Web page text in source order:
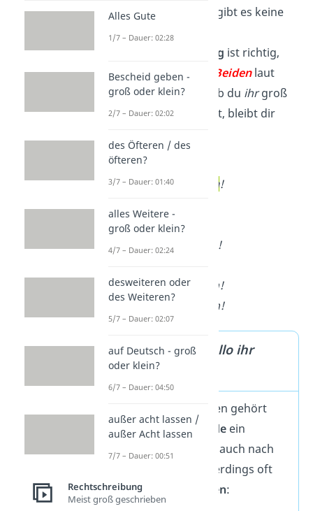
vonbeide/beiden
gibt es keine
Wahlfreiheit! Nur
Kleinschreibung ist richtig,
währendhallo ihr Beidenlaut
Duden falsch ist.
Ob du ihrgroß
oder klein schreibst, bleibt dir
✓Hallo, ihr
✓Hallo, ihr en!
✗Hallo, ihrB
✗Hallo, ihr !
✓Hallo,i hrbeiden!
✓Hallo,Ihr beiden!
Komma bei
Hallo ihr
beiden!
Streng genommen gehört
nach jeder Anrede ein
Komma, deshalb auch nach
. Es wird allerdings oft
auch
weggelassen:
Alles Gute
1/7 – Dauer: 02:28
Bescheid geben -
groß oder klein?
2/7 – Dauer: 02:02
des Öfteren / des
öfteren?
3/7 – Dauer: 01:40
alles Weitere -
groß oder klein?
4/7 – Dauer: 02:24
desweiteren oder
des Weiteren?
5/7 – Dauer: 02:07
auf Deutsch - groß
oder klein?
6/7 – Dauer: 04:50
außer acht lassen /
außer Acht lassen
7/7 – Dauer: 00:51
Rechtschreibung
Meist groß geschrieben